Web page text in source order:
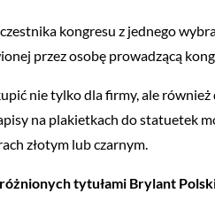
kongresu z jednego
przez osobę prowadzącą
nie tylko dla firmy, ale
na plakietkach do statuetek
złotym lub czarnym.
tytułami Brylant